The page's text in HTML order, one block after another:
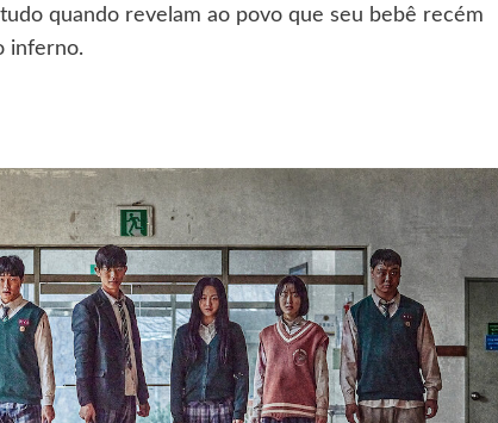
quando revelam ao povo que seu bebê recém
inferno.